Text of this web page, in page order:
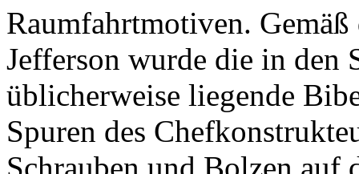
Raumfahrtmotiven.
Jefferson wurde die in den
üblicherweise liegende
Spuren des